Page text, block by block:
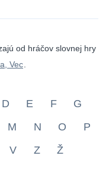
od hráčov slovnej hry
Vec
D E F
G
M N O
P
V Z Ž